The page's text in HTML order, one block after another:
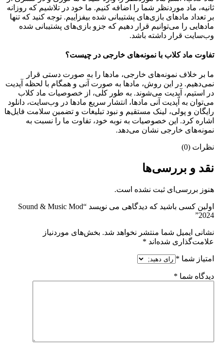
ثانیه، ماد موردنظر شما را اضافه کنیم. ما خود در تلاشیم که روزانه
بر تعداد مادهای بازی‌های پشتیبانی شده بیفزاییم. توجه کنید که تنها
مادهایی را می‌توانیم قرار دهیم که جزو بازی‌های پشتیبانی شده
وب‌سایت قرار داشته باشد.
تفاوت ماد کلاب با نمونه‌های خارجی در چیست؟
ما بر خلاف نمونه‌های خارجی، مادها را به صورت دستی قرار
نمی‌دهیم. در این روش، مادها به صورت آنی و همگام با لحظه آپدیت
در استیم، آپدیت می‌شوند. به طور کلی، از خصوصیات ماد کلاب
می‌‌توان به آپدیت آنی مادها، انتشار سریع مادها در وب‌سایت، دانلود
رایگان و پولی، لینک مستقیم و نبود تبلیغات و تضمین سلامت فایل‌ها
اشاره کرد. این خصوصیات به نوبه خود، تفاوت ما را نسبت به
نمونه‌های خارجی نشان می‌دهد.
نظرات (0)
نقد و بررسی‌ها
هنوز بررسی‌ای ثبت نشده است.
اولین کسی باشید که دیدگاهی می نویسد “Sound & Music Mod
2024”
نشانی ایمیل شما منتشر نخواهد شد. بخش‌های موردنیاز
علامت‌گذاری شده‌اند *
امتیاز شما *
دیدگاه شما *